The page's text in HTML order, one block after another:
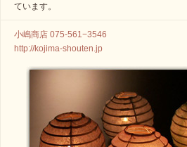
ています。
小嶋商店 075-561−3546
http://kojima-shouten.jp